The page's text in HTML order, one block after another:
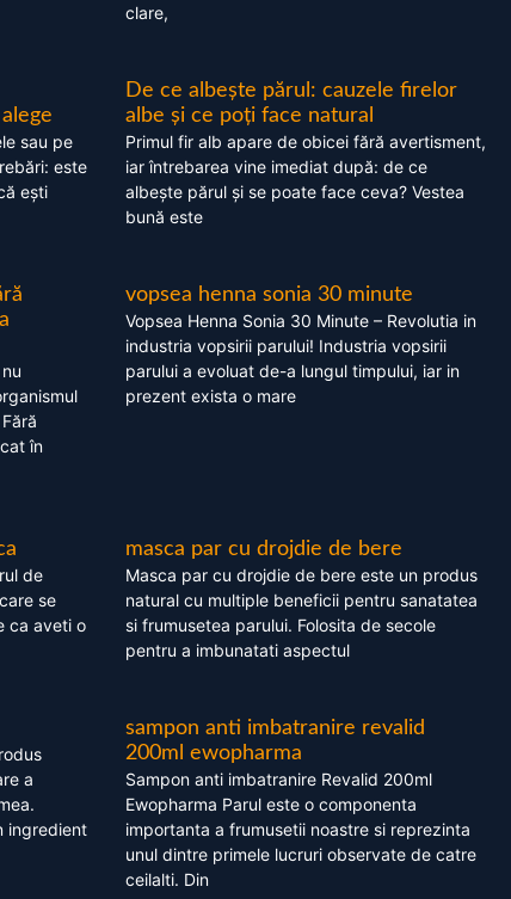
clare,
sau pe
este
ești
De ce albește părul: cauzele firelor
albe și ce poți face natural
Primul fir alb apare de obicei fără avertisment,
iar întrebarea vine imediat după: de ce
albește părul și se poate face ceva? Vestea
bună este
în
vopsea henna sonia 30 minute
Vopsea Henna Sonia 30 Minute – Revolutia in
industria vopsirii parului! Industria vopsirii
parului a evoluat de-a lungul timpului, iar in
prezent exista o mare
de
se
ca aveti o
masca par cu drojdie de bere
Masca par cu drojdie de bere este un produs
natural cu multiple beneficii pentru sanatatea
si frumusetea parului. Folosita de secole
pentru a imbunatati aspectul
a
ingredient
sampon anti imbatranire revalid
200ml ewopharma
Sampon anti imbatranire Revalid 200ml
Ewopharma Parul este o componenta
importanta a frumusetii noastre si reprezinta
unul dintre primele lucruri observate de catre
ceilalti. Din